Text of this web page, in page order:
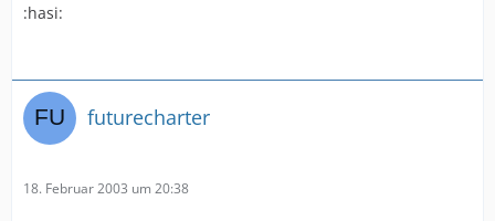
:hasi:
futurecharter
18. Februar 2003 um 20:38